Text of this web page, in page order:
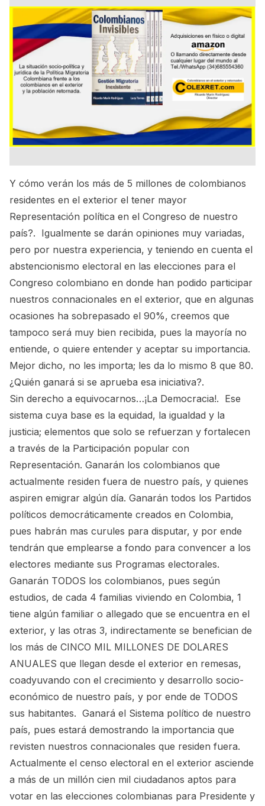
Y cómo verán los más de 5 millones de colombianos
residentes en el exterior el tener mayor
Representación política en el Congreso de nuestro
país?. Igualmente se darán opiniones muy variadas,
pero por nuestra experiencia, y teniendo en cuenta el
abstencionismo electoral en las elecciones para el
Congreso colombiano en donde han podido participar
nuestros connacionales en el exterior, que en algunas
ocasiones ha sobrepasado el 90%, creemos que
tampoco será muy bien recibida, pues la mayoría no
entiende, o quiere entender y aceptar su importancia.
Mejor dicho, no les importa; les da lo mismo 8 que 80.
¿Quién ganará si se aprueba esa iniciativa?.
Sin derecho a equivocarnos…¡La Democracia!. Ese
sistema cuya base es la equidad, la igualdad y la
justicia; elementos que solo se refuerzan y fortalecen
a través de la Participación popular con
Representación. Ganarán los colombianos que
actualmente residen fuera de nuestro país, y quienes
aspiren emigrar algún día. Ganarán todos los Partidos
políticos democráticamente creados en Colombia,
pues habrán mas curules para disputar, y por ende
tendrán que emplearse a fondo para convencer a los
electores mediante sus Programas electorales.
Ganarán TODOS los colombianos, pues según
estudios, de cada 4 familias viviendo en Colombia, 1
tiene algún familiar o allegado que se encuentra en el
exterior, y las otras 3, indirectamente se benefician de
los más de CINCO MIL MILLONES DE DOLARES
ANUALES que llegan desde el exterior en remesas,
coadyuvando con el crecimiento y desarrollo socio-
económico de nuestro país, y por ende de TODOS
sus habitantes. Ganará el Sistema político de nuestro
país, pues estará demostrando la importancia que
revisten nuestros connacionales que residen fuera.
Actualmente el censo electoral en el exterior asciende
a más de un millón cien mil ciudadanos aptos para
votar en las elecciones colombianas para Presidente y